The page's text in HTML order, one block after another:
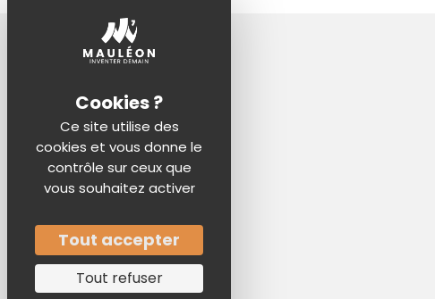
Ce site utilise des
cookies et vous donne le
contrôle sur ceux que
vous souhaitez activer
Tout accepter
Tout refuser